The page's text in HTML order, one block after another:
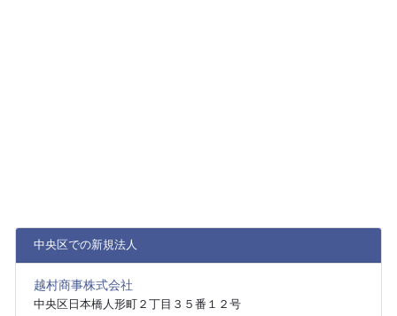
中央区での新規法人
越村商事株式会社
中央区日本橋人形町２丁目３５番１２号